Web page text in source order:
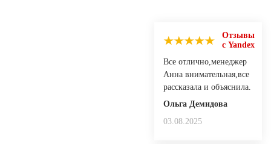
Отзывы
с Yandex
Все отлично,менеджер
Анна внимательная,все
рассказала и объяснила.
Ольга Демидова
03.08.2025